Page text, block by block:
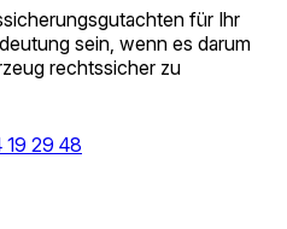
für Ihr
sein, wenn es darum
rechtssicher zu
29 48